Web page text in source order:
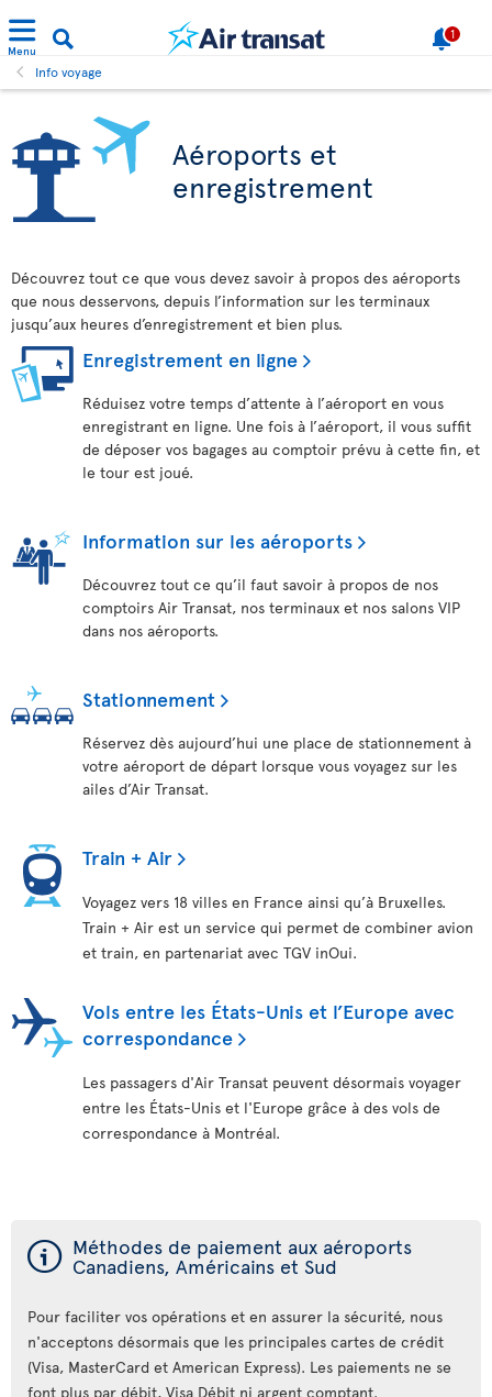
Menu
1
Info voyage
Aéroports et
enregistrement
Découvrez tout ce que vous devez savoir à propos des aéroports
que nous desservons, depuis l’information sur les terminaux
jusqu’aux heures d’enregistrement et bien plus.
Enregistrement en ligne
Réduisez votre temps d’attente à l’aéroport en vous
enregistrant en ligne. Une fois à l’aéroport, il vous suffit
de déposer vos bagages au comptoir prévu à cette fin, et
le tour est joué.
Information sur les aéroports
Découvrez tout ce qu’il faut savoir à propos de nos
comptoirs Air Transat, nos terminaux et nos salons VIP
dans nos aéroports.
Stationnement
Réservez dès aujourd’hui une place de stationnement à
votre aéroport de départ lorsque vous voyagez sur les
ailes d’Air Transat.
Train + Air
Voyagez vers 18 villes en France ainsi qu’à Bruxelles.
Train + Air est un service qui permet de combiner avion
et train, en partenariat avec TGV inOui.
Vols entre les États-Unis et l’Europe avec
correspondance
Les passagers d'Air Transat peuvent désormais voyager
entre les États-Unis et l'Europe grâce à des vols de
correspondance à Montréal.
ý Méthodes de paiement aux aéroports
Canadiens, Américains et Sud
Pour faciliter vos opérations et en assurer la sécurité, nous
n'acceptons désormais que les principales cartes de crédit
(Visa, MasterCard et American Express). Les paiements ne se
font plus par débit, Visa Débit ni argent comptant.